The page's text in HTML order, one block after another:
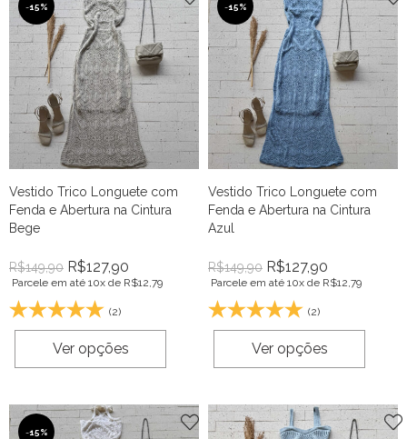
-15%
Vestido Trico Longuete com
Fenda e Abertura na Cintura
Bege
R$149,90 R$127,90
Parcele em até 10x de R$12,79
(2)
Ver opções
-15%
Vestido Trico Longuete com
Fenda e Abertura na Cintura
Azul
R$149,90 R$127,90
Parcele em até 10x de R$12,79
(2)
Ver opções
-15%